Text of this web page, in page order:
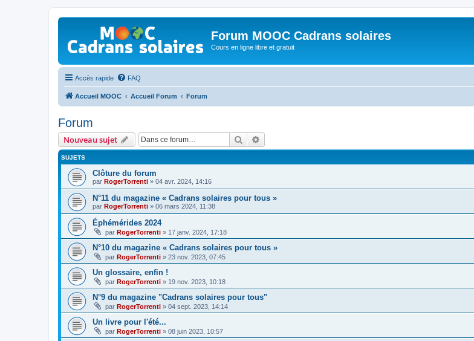
Forum MOOC Cadrans solaires
Cours en ligne libre et gratuit
Accès rapide FAQ
Accueil MOOC Accueil Forum Forum
Forum
Nouveau sujet Rechercher
SUJETS
Clôture du forum
par RogerTorrenti » 04 avr. 2024, 14:16
N°11 du magazine « Cadrans solaires pour tous »
par RogerTorrenti » 06 mars 2024, 11:38
Éphémérides 2024
par RogerTorrenti » 17 janv. 2024, 17:18
N°10 du magazine « Cadrans solaires pour tous »
par RogerTorrenti » 23 nov. 2023, 07:45
Un glossaire, enfin !
par RogerTorrenti » 19 nov. 2023, 10:18
N°9 du magazine "Cadrans solaires pour tous"
par RogerTorrenti » 04 sept. 2023, 14:14
Un livre pour l'été...
par RogerTorrenti » 08 juin 2023, 10:57